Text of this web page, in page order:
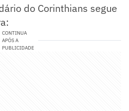
do Corinthians segue
CONTINUA
APÓS A
PUBLICIDADE